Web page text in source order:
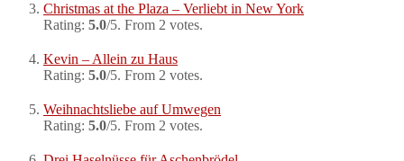
Christmas at the Plaza – Verliebt in New York
Rating: 5.0/5. From 2 votes.
Kevin – Allein zu Haus
Rating: 5.0/5. From 2 votes.
Weihnachtsliebe auf Umwegen
Rating: 5.0/5. From 2 votes.